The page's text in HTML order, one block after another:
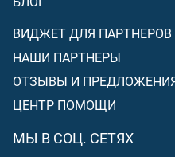
ВИДЖЕТ ДЛЯ ПАРТНЕРОВ
НАШИ ПАРТНЕРЫ
ОТЗЫВЫ И
ЦЕНТР ПОМОЩИ
МЫ В СОЦ. СЕТЯХ